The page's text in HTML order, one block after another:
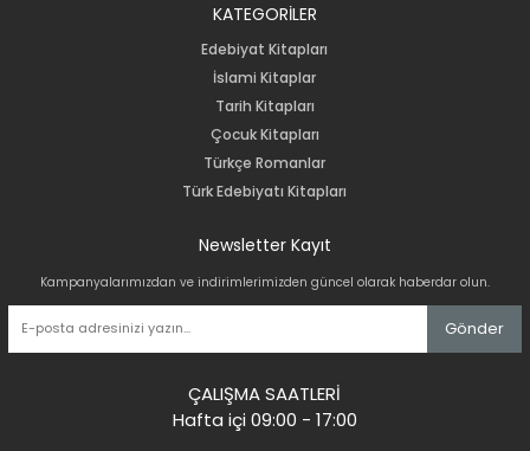
KATEGORİLER
Edebiyat Kitapları
İslami Kitaplar
Tarih Kitapları
Çocuk Kitapları
Türkçe Romanlar
Türk Edebiyatı Kitapları
Newsletter Kayıt
Kampanyalarımızdan ve indirimlerimizden güncel olarak haberdar olun.
Gönder
ÇALIŞMA SAATLERİ
Hafta içi 09:00 - 17:00